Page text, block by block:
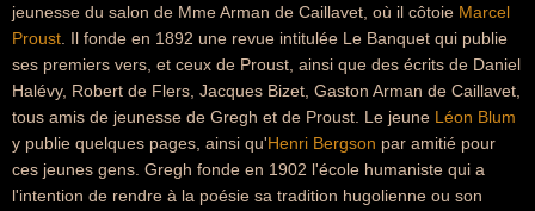
jeunesse du salon de Mme Arman de Caillavet, où il côtoie Marcel
Proust . Il fonde en 1892 une revue intitulée Le Banquet qui publie
ses premiers vers, et ceux de Proust, ainsi que des écrits de Daniel
Halévy, Robert de Flers, Jacques Bizet, Gaston Arman de Caillavet,
tous amis de jeunesse de Gregh et de Proust. Le jeune Léon Blum
y publie quelques pages, ainsi qu'Henri Bergson par amitié pour
ces jeunes gens. Gregh fonde en 1902 l'école humaniste qui a
l'intention de rendre à la poésie sa tradition hugolienne ou son